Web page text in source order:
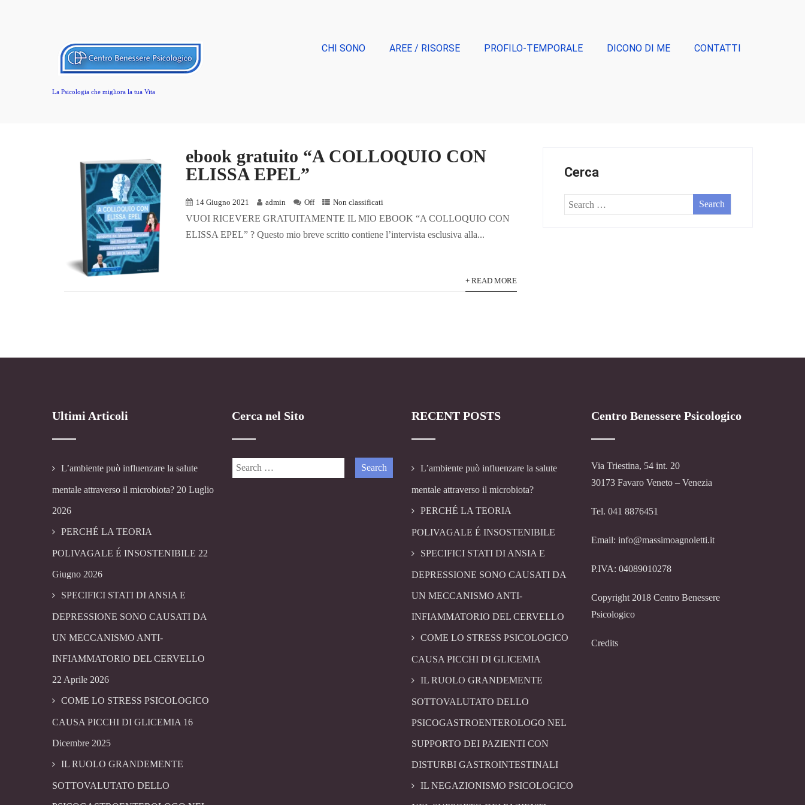
La Psicologia che migliora la tua Vita
CHI SONO AREE / RISORSE PROFILO-TEMPORALE DICONO DI ME CONTATTI
ebook gratuito “A COLLOQUIO CON
ELISSA EPEL”
14 Giugno 2021 admin Off Non classificati
VUOI RICEVERE GRATUITAMENTE IL MIO EBOOK “A COLLOQUIO CON
ELISSA EPEL” ? Questo mio breve scritto contiene l’intervista esclusiva alla...
+ READ MORE
Cerca
Ultimi Articoli
L’ambiente può influenzare la salute
mentale attraverso il microbiota? 20 Luglio
2026
PERCHÉ LA TEORIA
POLIVAGALE É INSOSTENIBILE 22
Giugno 2026
SPECIFICI STATI DI ANSIA E
DEPRESSIONE SONO CAUSATI DA
UN MECCANISMO ANTI-
INFIAMMATORIO DEL CERVELLO
22 Aprile 2026
COME LO STRESS PSICOLOGICO
CAUSA PICCHI DI GLICEMIA 16
Dicembre 2025
IL RUOLO GRANDEMENTE
SOTTOVALUTATO DELLO
Cerca nel Sito RECENT POSTS
L’ambiente può influenzare la salute
mentale attraverso il microbiota?
PERCHÉ LA TEORIA
POLIVAGALE É INSOSTENIBILE
SPECIFICI STATI DI ANSIA E
DEPRESSIONE SONO CAUSATI DA
UN MECCANISMO ANTI-
INFIAMMATORIO DEL CERVELLO
COME LO STRESS PSICOLOGICO
CAUSA PICCHI DI GLICEMIA
IL RUOLO GRANDEMENTE
SOTTOVALUTATO DELLO
PSICOGASTROENTEROLOGO NEL
SUPPORTO DEI PAZIENTI CON
DISTURBI GASTROINTESTINALI
IL NEGAZIONISMO PSICOLOGICO
Centro Benessere Psicologico
Via Triestina, 54 int. 20
30173 Favaro Veneto – Venezia
Tel. 041 8876451
Email: info@massimoagnoletti.it
P.IVA: 04089010278
Copyright 2018 Centro Benessere
Psicologico
Credits